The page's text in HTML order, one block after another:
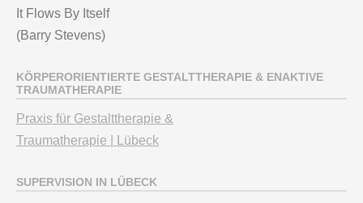
It Flows By Itself
(Barry Stevens)
KÖRPERORIENTIERTE GESTALTTHERAPIE & ENAKTIVE
TRAUMATHERAPIE
Praxis für Gestalttherapie &
Traumatherapie | Lübeck
SUPERVISION IN LÜBECK